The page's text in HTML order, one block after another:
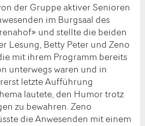
der Gruppe aktiver Senioren
im Burgsaal des
und stellte die beiden
Lesung, Betty Peter und Zeno
mit ihrem Programm bereits
unterwegs waren und in
letzte Aufführung
lautete, den Humor trotz
zu bewahren. Zeno
die Anwesenden mit einem